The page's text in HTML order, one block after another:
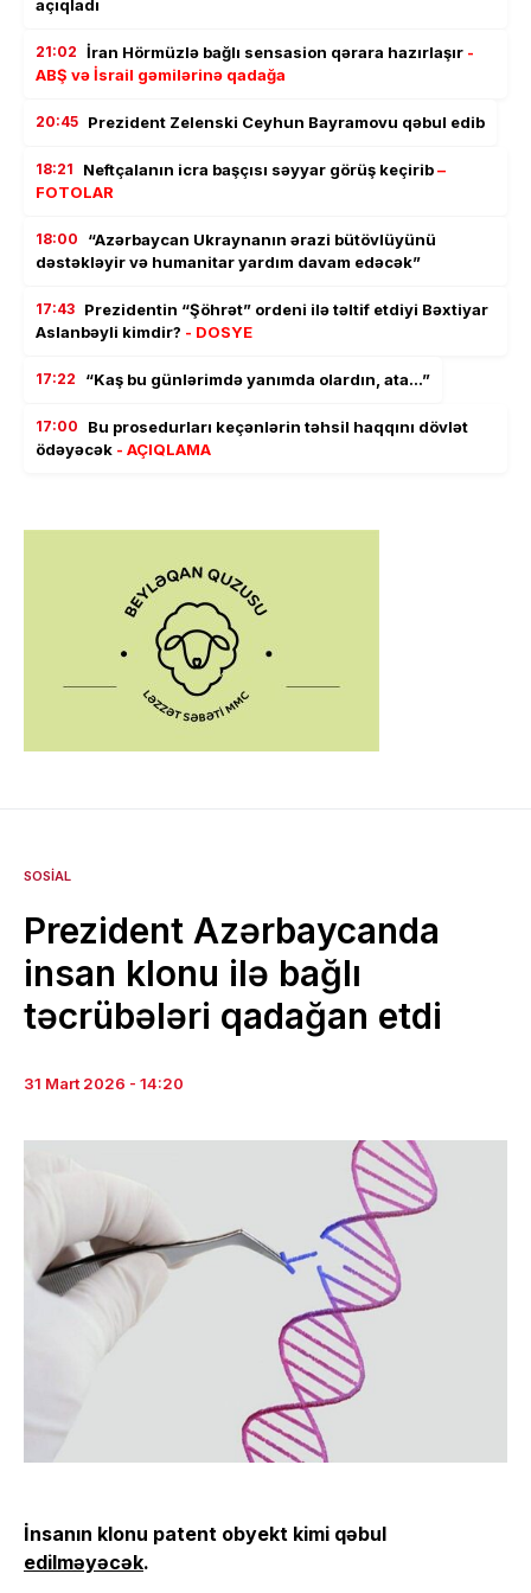
açıqladı
21:02 İran Hörmüzlə bağlı sensasion qərara hazırlaşır -
ABŞ və İsrail gəmilərinə qadağa
20:45 Prezident Zelenski Ceyhun Bayramovu qəbul edib
18:21 Neftçalanın icra başçısı səyyar görüş keçirib–
FOTOLAR
18:00
“Azərbaycan Ukraynanın ərazi bütövlüyünü
dəstəkləyir və humanitar yardım davam edəcək”
17:43 Prezidentin “Şöhrət” ordeni ilə təltif etdiyi Bəxtiyar
Aslanbəyli kimdir? - DOSYE
17:22 “Kaş bu günlərimdə yanımda olardın, ata…”
17:00
Bu prosedurları keçənlərin təhsil haqqını dövlət
ödəyəcək - AÇIQLAMA
SOSIAL
Prezident Azərbaycanda
insan klonu ilə bağlı
təcrübələri qadağan etdi
31 Mart 2026 - 14:20
İnsanın klonu patent obyekt kimi qəbul
edilməyəcək.